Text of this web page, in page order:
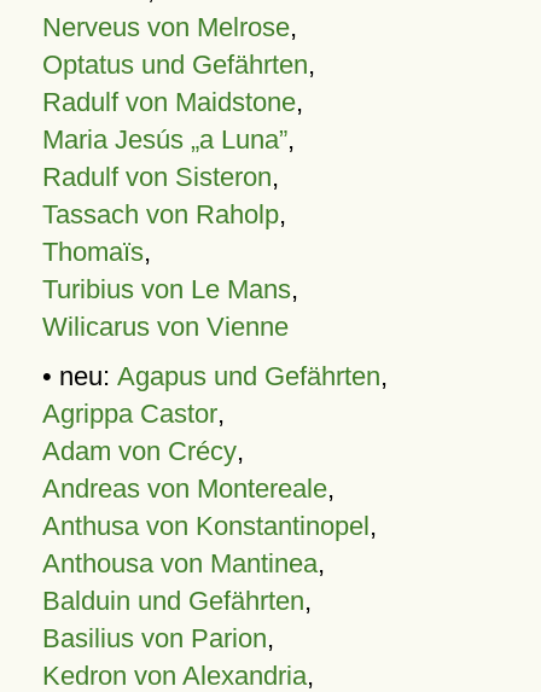
Nerveus von Melrose,
Optatus und Gefährten,
Radulf von Maidstone,
Maria Jesús „a Luna”,
Radulf von Sisteron,
Tassach von Raholp,
Thomaïs,
Turibius von Le Mans,
Wilicarus von Vienne
• neu: Agapus und Gefährten,
Agrippa Castor,
Adam von Crécy,
Andreas von Montereale,
Anthusa von Konstantinopel,
Anthousa von Mantinea,
Balduin und Gefährten,
Basilius von Parion,
Kedron von Alexandria,